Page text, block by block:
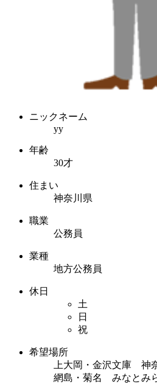
ニックネーム
yy
年齢
30才
住まい
神奈川県
職業
公務員
業種
地方公務員
休日
土
日
祝
希望場所
上大岡・金沢文庫
網島・菊名 みなとみ